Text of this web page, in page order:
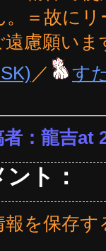
＝故に
慮願いま
／
す
者：龍吉at
ト：
報を保存す